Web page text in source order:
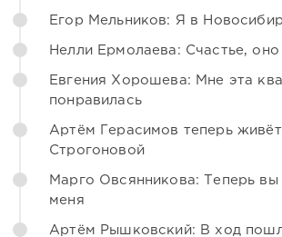
Егор Мельников: Я в
Нелли Ермолаева: Счастье, оно
Евгения Хорошева: Мне эта
понравилась
Артём Герасимов теперь
Строгоновой
Марго Овсянникова: Теперь вы
меня
Артём Рышковский: В ход